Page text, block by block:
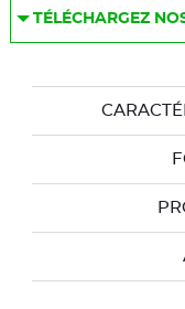
TÉLÉCHARGEZ